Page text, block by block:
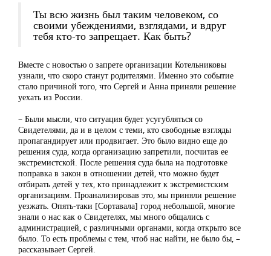
Ты всю жизнь был таким человеком, со
своими убеждениями, взглядами, и вдруг
тебя кто-то запрещает. Как быть?
Вместе с новостью о запрете организации Котельниковы
узнали, что скоро станут родителями. Именно это событие
стало причиной того, что Сергей и Анна приняли решение
уехать из России.
– Были мысли, что ситуация будет усугубляться со
Свидетелями, да и в целом с теми, кто свободные взгляды
пропагандирует или продвигает. Это было видно еще до
решения суда, когда организацию запретили, посчитав ее
экстремистской. После решения суда была на подготовке
поправка в закон в отношении детей, что можно будет
отбирать детей у тех, кто принадлежит к экстремистским
организациям. Проанализировав это, мы приняли решение
уезжать. Опять-таки [Сортавала] город небольшой, многие
знали о нас как о Свидетелях, мы много общались с
администрацией, с различными органами, когда открыто все
было. То есть проблемы с тем, чтоб нас найти, не было бы, –
рассказывает Сергей.